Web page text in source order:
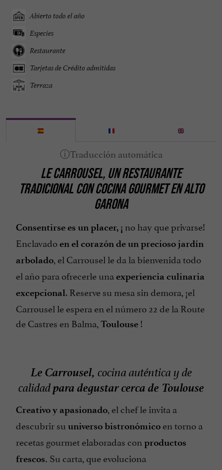
Abierto todo el año
Especies
Restaurante
Tarjetas de Crédito admitidas
Terraza
LE CARROUSEL, UN RESTAURANTE
TRADICIONAL CON COCINA GOURMET EN ALTO
GARONA
Consentirse es un placer, ¡ no hay que privarse!
Enclavadoen el corazón de un precioso jardín
arbolado, el Carrousel le da la bienvenida todo
el año para ofrecerle una experiencia culinaria
excepcional. Reserve su mesa sin demora, ¡el
Carrousel le espera en el número 22 de la Route
de Castres en Balma, Toulouse !
Le Carrousel, cocina auténtica y de
calidadpara degustar cerca de Toulouse
Creativo y apasionado, el chef le invita a
descubrir su universo bistronómico en torno a
recetas gourmet elaboradas con productos
frescos. Su carta, que evoluciona